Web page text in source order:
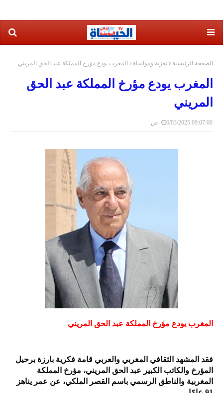
الصفحة الرئيسية تعزية ومواساة المغرب يودع مؤرخ المملكة عبد الحق المريني
المغرب يودع مؤرخ المملكة عبد الحق
المريني
6/03/2025 09:07:00 ص
المغرب يودع مؤرخ المملكة عبد الحق المريني
فقد المشهد الثقافي المغربي والعربي قامة فكرية بارزة برحيل
المؤرخ والكاتب الكبير عبد الحق المريني، مؤرخ المملكة
المغربية والناطق الرسمي باسم القصر الملكي، عن عمر يناهز